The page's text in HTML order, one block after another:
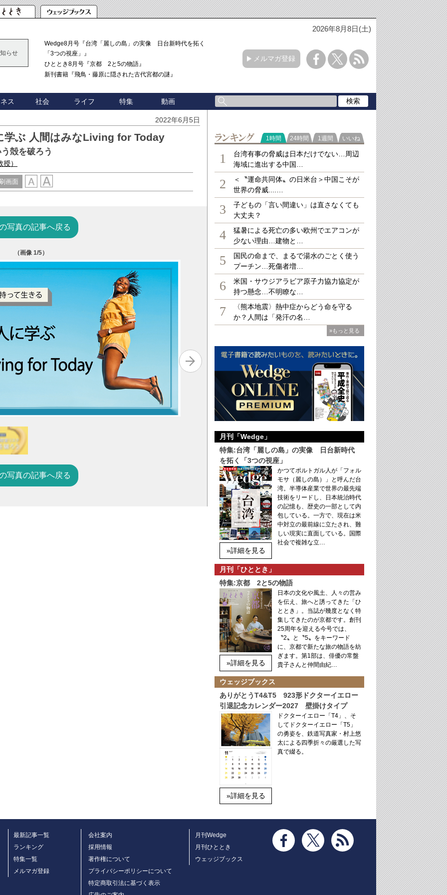
2026年8月8日(土)
らせ
Wedge8月号『台湾「麗しの島」の実像 日台新時代を拓く
「3つの視座」』
ひととき8月号『京都 2と5の物語』
新刊書籍『飛鳥・藤原に隠された古代宮都の謎』
メルマガ登録
ス 社会 ライフ 特集 動画
2022年6月5日
学ぶ 人間はみなLiving for Today
殻を破ろう
）
画面
写真の記事へ戻る
（画像1/5）
チョンキンマンションのボスは知っている
アングラ経済の人類学
小川さやか（著）
春秋社 2200円（税込）
写真の記事へ戻る
ラ
1時間 24時間 1週間 いいね
1
台湾有事の脅威は日本だけでない…周辺
海域に進出する中国…
2
＜〝運命共同体〟の日米台＞中国こそが
世界の脅威....…
3
子どもの「言い間違い」は直さなくても
大丈夫？
4
猛暑による死亡の多い欧州でエアコンが
少ない理由…建物と…
5
国民の命まで、まるで湯水のごとく使う
プーチン…死傷者増…
6
米国・サウジアラビア原子力協力協定が
持つ懸念…不明瞭な…
7
〈熊本地震〉熱中症からどう命を守る
か？人間は「発汗の名…
»もっと見る
月刊「Wedge」
特集:台湾「麗しの島」の実像 日台新時代
を拓く「3つの視座」
»詳細を見る
かつてポルトガル人が「フォル
モサ（麗しの島）」と呼んだ台
湾。半導体産業で世界の最先端
技術をリードし、日本統治時代
の記憶も、歴史の一部として内
包している。一方で、現在は米
中対立の最前線に立たされ、難
しい現実に直面している。国際
社会で複雑な立…
月刊「ひととき」
特集:京都 2と5の物語
»詳細を見る
日本の文化や風土、人々の営み
を伝え、旅へと誘ってきた「ひ
ととき」。当誌が幾度となく特
集してきたのが京都です。創刊
25周年を迎える今号では、
〝2〟と〝5〟をキーワード
に、京都で新たな旅の物語を紡
ぎます。第1部は、俳優の常盤
貴子さんと仲間由紀…
ウェッジブックス
ありがとうT4&T5 923形ドクターイエロー
引退記念カレンダー2027 壁掛けタイプ
»詳細を見る
ドクターイエロー「T4」、そ
してドクターイエロー「T5」
の勇姿を、鉄道写真家・村上悠
太による四季折々の厳選した写
真で綴る。
最新記事一覧
ランキング
特集一覧
メルマガ登録
会社案内
採用情報
著作権について
プライバシーポリシーについて
特定商取引法に基づく表示
月刊Wedge
月刊ひととき
ウェッジブックス